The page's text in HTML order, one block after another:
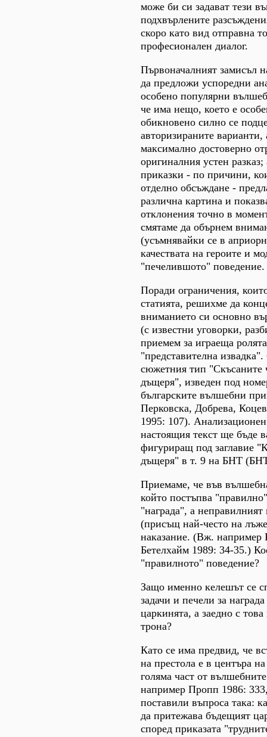
може би си задават тези
подхвърлените
скоро като вид отправна
професионален диалог.
Първоначалният замисъл
да предложи успоредни
особено популярни
че има нещо, което е
обикновено силно се
авторизираните варианти,
максимално достоверно
оригиналния устен
приказки - по причини,
отделно обсъждане -
различна картина и
отклонения точно в
смятаме да обърнем
(усъмнявайки се в
качествата на героите и
"печелившото" поведение.
Поради ограничения,
статията, решихме да
вниманието си основно
(с известни уговорки,
приемем за играеща
"представителна
сюжетния тип "Скъсаните
дъщеря", изведен под
българските вълшебни
Перковска, Добрева,
1995: 107).
настоящия текст ще бъде
фигуриращ под заглавие
дъщеря" в т. 9 на БНТ
Приемаме, че във
който постъпва
"награда", а
(присъщ най-често на
наказание. (Вж. например
Бетелхайм 1989: 34-35.)
"правилното" поведение?
Защо именно келешът се
задачи и печели за
царкинята, а заедно с
трона?
Като се има предвид, че
на престола е в центъра
голяма част от
например Пропп 1986:
поставили въпроса така:
да притежава бъдещият
според приказата